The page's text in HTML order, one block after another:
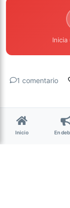
1 comentario
Inicio En